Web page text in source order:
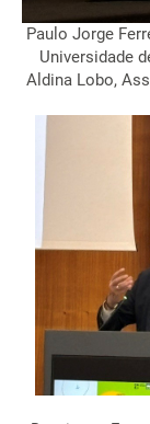
Paulo Jorge
Aldina Lobo,